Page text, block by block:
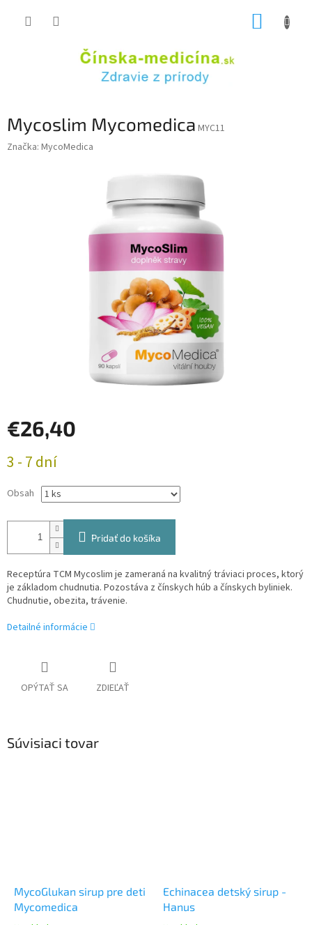
Mycoslim Mycomedica MYC11
Značka: MycoMedica
€26,40
cena:
3 - 7 dní
Obsah
Pridať do košíka
Receptúra TCM Mycoslim je zameraná na kvalitný tráviaci proces, ktorý
je základom chudnutia. Pozostáva z čínskych húb a čínskych byliniek.
Chudnutie, obezita, trávenie.
Detailné informácie
OPÝTAŤ SA ZDIEĽAŤ
Súvisiaci tovar
MycoGlukan sirup pre deti
Mycomedica
Echinacea detský sirup -
Hanus